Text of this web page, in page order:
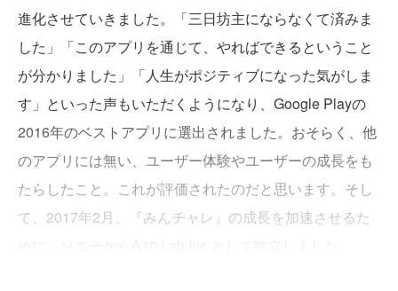
進化させていきました。「三日坊主にならなくて済みま
した」「このアプリを通じて、やればできるということ
が分かりました」「人生がポジティブになった気がしま
す」といった声もいただくようになり、Google Playの
2016年のベストアプリに選出されました。おそらく、他
のアプリには無い、ユーザー体験やユーザーの成長をも
たらしたこと。これが評価されたのだと思います。そし
て、2017年2月、『みんチャレ』の成長を加速させるた